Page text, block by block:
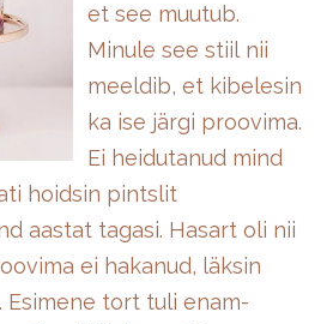
et see muutub.
Minule see stiil nii
meeldib, et kibelesin
ka ise järgi proovima.
Ei heidutanud mind
hoidsin pintslit
aastat tagasi. Hasart oli nii
ei hakanud, läksin
Esimene tort tuli enam-